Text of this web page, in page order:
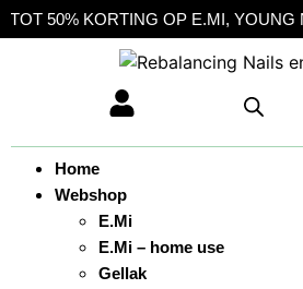
KORTING OP E.MI, YOUNG
Home
Webshop
E.Mi
E.Mi – home use
Gellak